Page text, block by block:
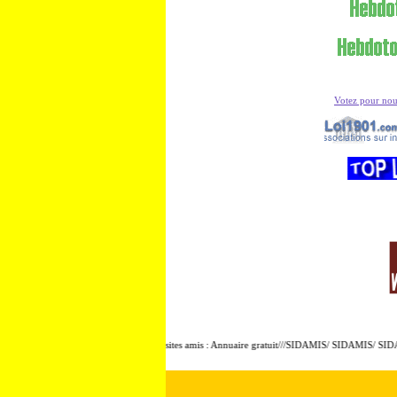
Votez pour
Présentation de sites amis : Annuaire gratuit///SIDAMIS/ SIDAMIS/